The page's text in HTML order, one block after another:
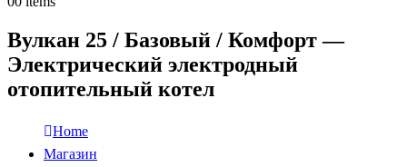
Вулкан 25 / Базовый / Комфорт —
Электрический электродный
отопительный котел
Home
Магазин